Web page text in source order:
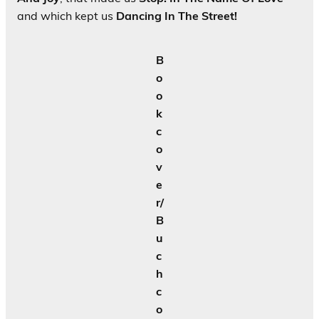
and which kept us Dancing In The Street!
B
o
o
k
c
o
v
e
r/
B
u
c
h
c
o